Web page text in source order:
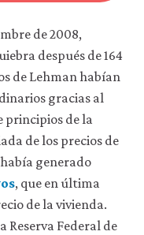
de 2008,
después de 164
de Lehman habían
gracias al
principios de la
de los precios de
generado
, que en última
de la vivienda.
Reserva Federal de